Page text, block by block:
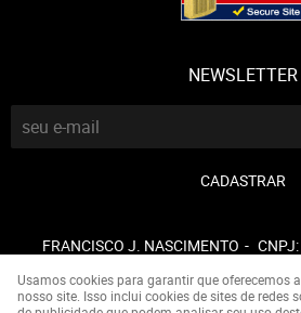
NEWSLETTER
CADASTRAR
FRANCISCO J. NASCIMENTO
Usamos cookies para garantir que oferecemos
nosso site. Isso inclui cookies de sites de redes